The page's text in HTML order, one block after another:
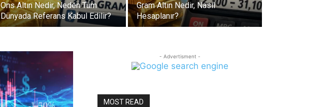
Ons Altın Nedir, Neden Tüm
Dünyada Referans Kabul Edilir?
Gram Altın Nedir, Nasıl
Hesaplanır?
- Advertisment -
MOST READ